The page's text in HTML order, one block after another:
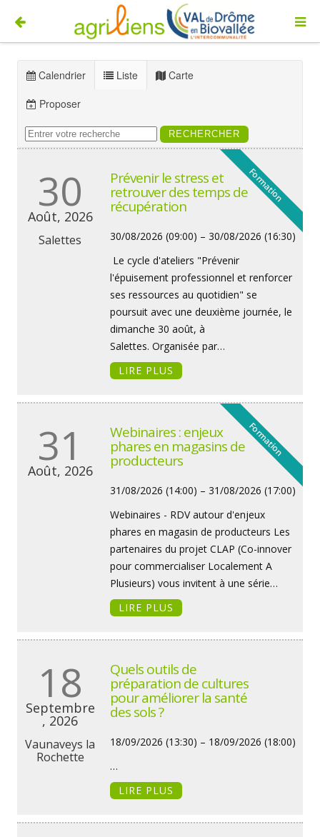
Calendrier Liste
Carte
Proposer
30
Août, 2026
Salettes
Prévenir le stress et
retrouver des temps de
récupération
30/08/2026 (09:00) – 30/08/2026 (16:30)
Le cycle d'ateliers "Prévenir
l'épuisement professionnel et renforcer
ses ressources au quotidien" se
poursuit avec une deuxième journée, le
dimanche 30 août, à
Salettes. Organisée par…
LIRE PLUS
Formation
31
Août, 2026
Webinaires : enjeux
phares en magasins de
producteurs
31/08/2026 (14:00) – 31/08/2026 (17:00)
Webinaires - RDV autour d'enjeux
phares en magasin de producteurs Les
partenaires du projet CLAP (Co-innover
pour commercialiser Localement A
Plusieurs) vous invitent à une série…
LIRE PLUS
Formation
18
Septembre
, 2026
Vaunaveys la
Rochette
Quels outils de
préparation de cultures
pour améliorer la santé
des sols ?
18/09/2026 (13:30) – 18/09/2026 (18:00)
…
LIRE PLUS